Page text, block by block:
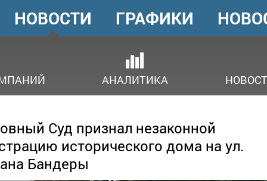
ГОЛОВНЕ
МЕНЮ
НОВОСТИ
АНАЛИТИКА
ГРАФИКИ
Суд признал незаконной
исторического дома на ул.
Бандеры